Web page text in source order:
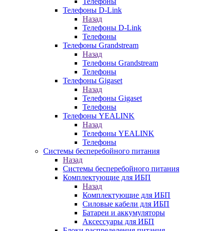
Телефоны D-Link
Назад
Телефоны D-Link
Телефоны
Телефоны Grandstream
Назад
Телефоны Grandstream
Телефоны
Телефоны Gigaset
Назад
Телефоны Gigaset
Телефоны
Телефоны YEALINK
Назад
Телефоны YEALINK
Телефоны
Системы бесперебойного питания
Назад
Системы бесперебойного питания
Комплектующие для ИБП
Назад
Комплектующие для ИБП
Силовые кабели для ИБП
Батареи и аккумуляторы
Аксессуары для ИБП